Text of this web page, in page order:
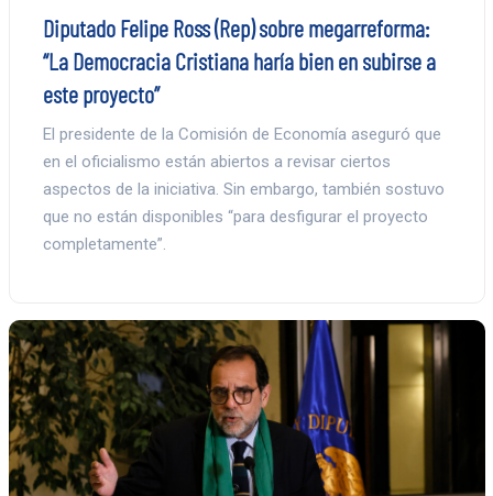
Diputado Felipe Ross (Rep) sobre megarreforma:
“La Democracia Cristiana haría bien en subirse a
este proyecto”
El presidente de la Comisión de Economía aseguró que
en el oficialismo están abiertos a revisar ciertos
aspectos de la iniciativa. Sin embargo, también sostuvo
que no están disponibles “para desfigurar el proyecto
completamente”.